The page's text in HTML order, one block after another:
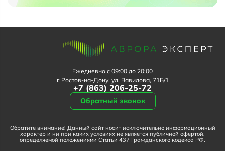
Ежедневно с 09:00 до 20:00
г. Ростов-на-Дону, ул. Вавилова, 71Б/1
+7 (863) 206-25-72
Обратный звонок
Обратите внимание! Данный сайт носит исключительно информационный
характер и ни при каких условиях не является публичной офертой,
определяемой положениями Статьи 437 Гражданского кодекса РФ.